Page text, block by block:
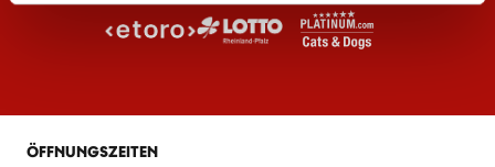
ÖFFNUNGSZEITEN